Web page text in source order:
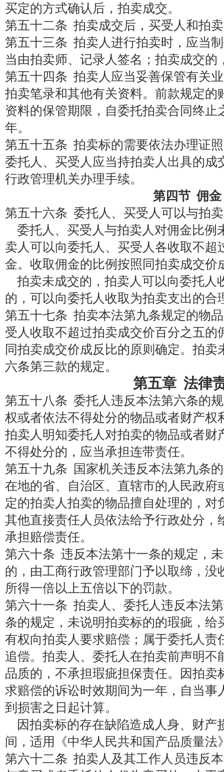
买定的方式确认后，拍卖成交。
第五十二条 拍卖成交后，买受人和拍
第五十三条 拍卖人进行拍卖时，应当
当由拍卖师、记录人签名；拍卖成交的
第五十四条 拍卖人应当妥善保管有关
拍卖笔录和其他有关资料。前款规定的
资料的保管期限，自委托拍卖合同终止
年。
第五十五条 拍卖标的需要依法办理证
委托人、买受人应当持拍卖人出具的成
行政管理机关办理手续。
第四节 佣金
第五十六条 委托人、买受人可以与拍
委托人、买受人与拍卖人对佣金比例
卖人可以向委托人、买受人各收取不超
金。收取佣金的比例按照同拍卖成交价
拍卖未成交的，拍卖人可以向委托人
的，可以向委托人收取为拍卖支出的合
第五十七条 拍卖本法第九条规定的物
受人收取不超过拍卖成交价百分之五的
同拍卖成交价成反比的原则确定。拍
六条第三款的规定。
第五章 法律
第五十八条 委托人违反本法第六条的
权或者依法不得处分的物品或者财产权
拍卖人明知委托人对拍卖的物品或者财
不得处分的，应当承担连带责任。
第五十九条 国家机关违反本法第九条
在地的省、自治区、直辖市的人民政府
定的拍卖人拍卖的物品擅自处理的，对
其他直接责任人员依法给予行政处分，
承担赔偿责任。
第六十条 违反本法第十一条的规定，
的，由工商行政管理部门予以取缔，没
所得一倍以上五倍以下的罚款。
第六十一条 拍卖人、委托人违反本法
条的规定，未说明拍卖标的的瑕疵，给
有权向拍卖人要求赔偿；属于委托人责
追偿。拍卖人、委托人在拍卖前声明不
品质的，不承担瑕疵担保责任。因拍卖
求赔偿的诉讼时效期间为一年，自当事
到损害之日起计算。
因拍卖标的存在缺陷造成人身、财产
间，适用《中华人民共和国产品质量法
第六十二条 拍卖人及其工作人员违反